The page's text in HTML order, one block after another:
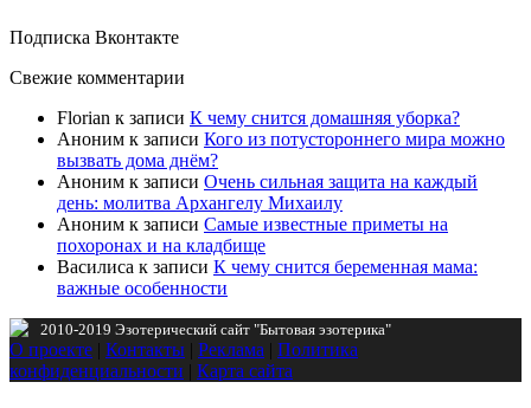
Подписка Вконтакте
Свежие комментарии
Florian к записи К чему снится домашняя уборка?
Аноним к записи Кого из потустороннего мира можно
вызвать дома днём?
Аноним к записи Очень сильная защита на каждый
день: молитва Архангелу Михаилу
Аноним к записи Самые известные приметы на
похоронах и на кладбище
Василиса к записи К чему снится беременная мама:
важные особенности
2010-2019 Эзотерический сайт "Бытовая эзотерика"
О проекте | Контакты | Реклама | Политика
конфиденциальности | Карта сайта